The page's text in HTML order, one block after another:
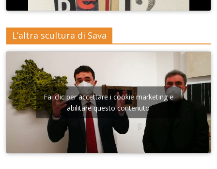
L’altra scultura di Sava
Fai clic per accettare i cookie marketing e
abilitare questo contenuto